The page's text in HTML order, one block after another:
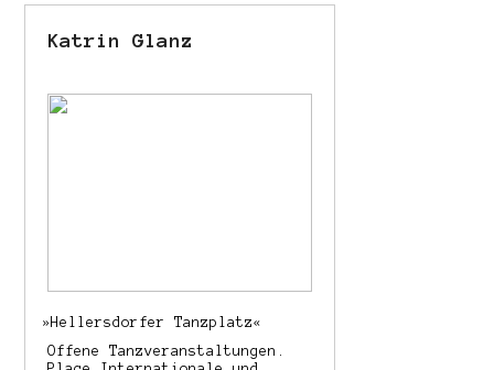
Katrin Glanz
»Hellersdorfer Tanzplatz«
Offene Tanzveranstaltungen.